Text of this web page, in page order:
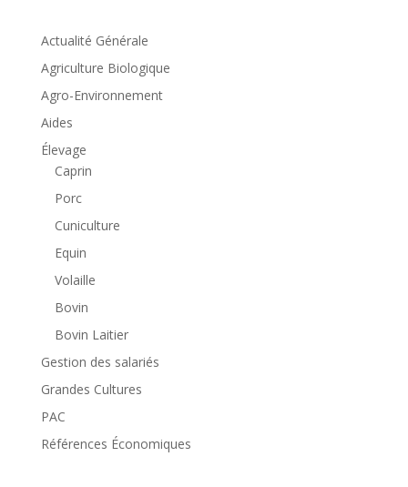
Actualité Générale
Agriculture Biologique
Agro-Environnement
Aides
Élevage
Caprin
Porc
Cuniculture
Equin
Volaille
Bovin
Bovin Laitier
Gestion des salariés
Grandes Cultures
PAC
Références Économiques